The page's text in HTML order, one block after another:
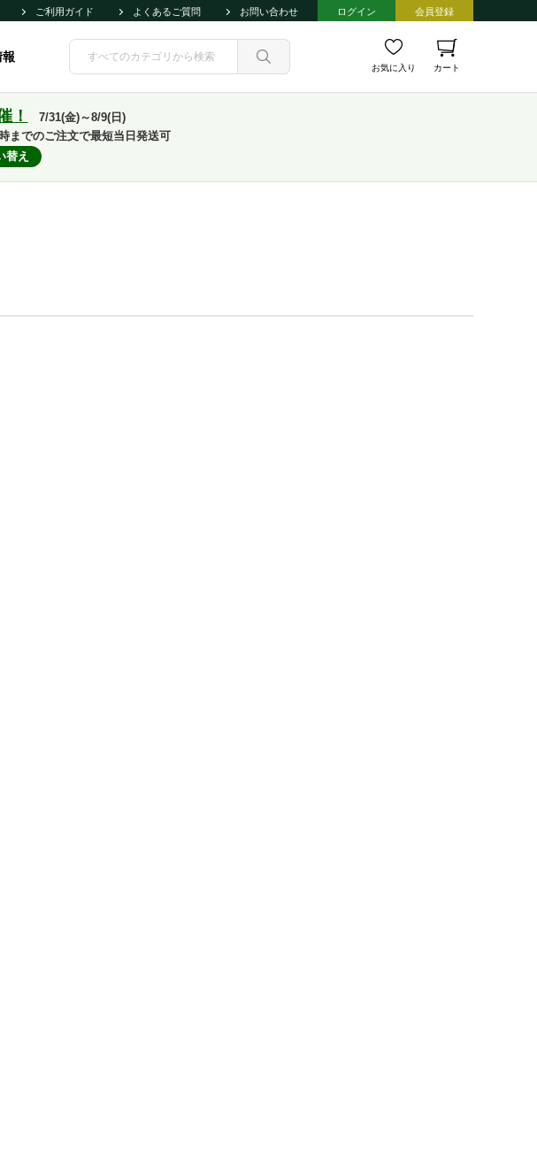
ご利用ガイド よくあるご質問 お問い合わせ ログイン 会員登録
報
お気に入り カート
！
7/31(金)～8/9(日)
までのご注文で最短当日発送可
替え